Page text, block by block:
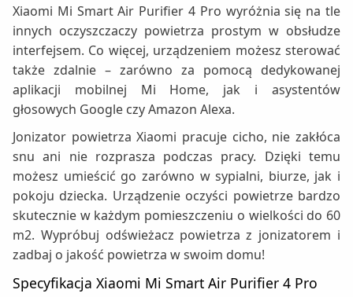
Xiaomi Mi Smart Air Purifier 4 Pro wyróżnia się na tle
innych oczyszczaczy powietrza prostym w obsłudze
interfejsem. Co więcej, urządzeniem możesz sterować
także zdalnie – zarówno za pomocą dedykowanej
aplikacji mobilnej Mi Home, jak i asystentów
głosowych Google czy Amazon Alexa.
Jonizator powietrza Xiaomi pracuje cicho, nie zakłóca
snu ani nie rozprasza podczas pracy. Dzięki temu
możesz umieścić go zarówno w sypialni, biurze, jak i
pokoju dziecka. Urządzenie oczyści powietrze bardzo
skutecznie w każdym pomieszczeniu o wielkości do 60
m2. Wypróbuj odświeżacz powietrza z jonizatorem i
zadbaj o jakość powietrza w swoim domu!
Specyfikacja Xiaomi Mi Smart Air Purifier 4 Pro